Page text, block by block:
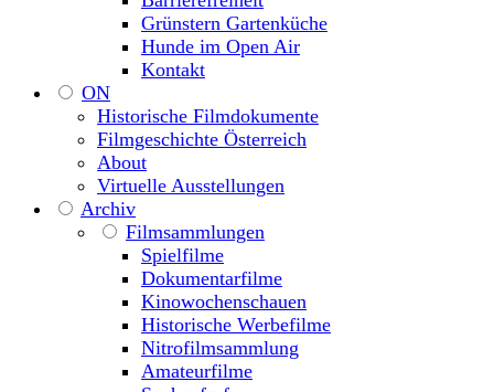
Grünstern Gartenküche
Hunde im Open Air
Kontakt
ON
Historische Filmdokumente
Filmgeschichte Österreich
About
Virtuelle Ausstellungen
Archiv
Filmsammlungen
Spielfilme
Dokumentarfilme
Kinowochenschauen
Historische Werbefilme
Nitrofilmsammlung
Amateurfilme